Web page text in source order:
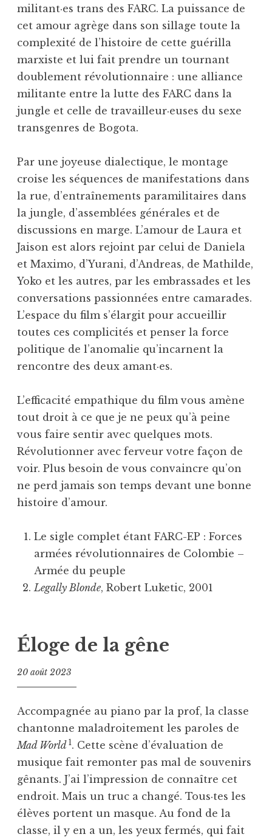
militant·es trans des FARC. La puissance de
cet amour agrège dans son sillage toute la
complexité de l’histoire de cette guérilla
marxiste et lui fait prendre un tournant
doublement révolutionnaire : une alliance
militante entre la lutte des FARC dans la
jungle et celle de travailleur·euses du sexe
transgenres de Bogota.
Par une joyeuse dialectique, le montage
croise les séquences de manifestations dans
la rue, d’entraînements paramilitaires dans
la jungle, d’assemblées générales et de
discussions en marge. L’amour de Laura et
Jaison est alors rejoint par celui de Daniela
et Maximo, d’Yurani, d’Andreas, de Mathilde,
Yoko et les autres, par les embrassades et les
conversations passionnées entre camarades.
L’espace du film s’élargit pour accueillir
toutes ces complicités et penser la force
politique de l’anomalie qu’incarnent la
rencontre des deux amant·es.
L’efficacité empathique du film vous amène
tout droit à ce que je ne peux qu’à peine
vous faire sentir avec quelques mots.
Révolutionner avec ferveur votre façon de
voir. Plus besoin de vous convaincre qu’on
ne perd jamais son temps devant une bonne
histoire d’amour.
Le sigle complet étant FARC-EP : Forces
armées révolutionnaires de Colombie –
Armée du peuple
Legally Blonde, Robert Luketic, 2001
Éloge de la gêne
20 août 2023
Accompagnée au piano par la prof, la classe
chantonne maladroitement les paroles de
Mad World 1. Cette scène d’évaluation de
musique fait remonter pas mal de souvenirs
gênants. J’ai l’impression de connaître cet
endroit. Mais un truc a changé. Tous·tes les
élèves portent un masque. Au fond de la
classe, il y en a un, les yeux fermés, qui fait